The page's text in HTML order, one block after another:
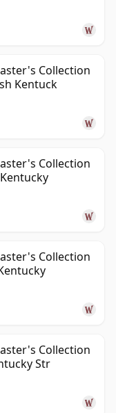
Collection
Kentuck
Collection
Collection
Collection
Str